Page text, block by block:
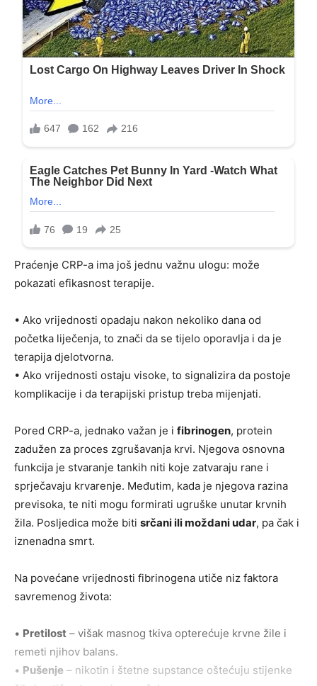
Praćenje CRP-a ima još jednu važnu ulogu: može
pokazati efikasnost terapije.
• Ako vrijednosti opadaju nakon nekoliko dana od
početka liječenja, to znači da se tijelo oporavlja i da je
terapija djelotvorna.
• Ako vrijednosti ostaju visoke, to signalizira da postoje
komplikacije i da terapijski pristup treba mijenjati.
Pored CRP-a, jednako važan je i fibrinogen, protein
zadužen za proces zgrušavanja krvi. Njegova osnovna
funkcija je stvaranje tankih niti koje zatvaraju rane i
sprječavaju krvarenje. Međutim, kada je njegova razina
previsoka, te niti mogu formirati ugruške unutar krvnih
žila. Posljedica može biti srčani ili moždani udar, pa čak i
iznenadna smrt.
Na povećane vrijednosti fibrinogena utiče niz faktora
savremenog života:
• Pretilost – višak masnog tkiva opterećuje krvne žile i
remeti njihov balans.
• Pušenje – nikotin i štetne supstance oštećuju stijenke